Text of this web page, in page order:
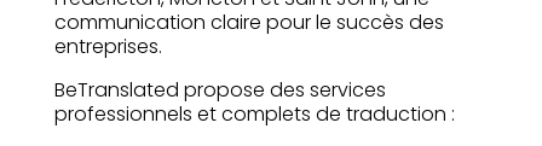
communication claire pour le succès des
entreprises.
BeTranslated propose des services
professionnels et complets de traduction :